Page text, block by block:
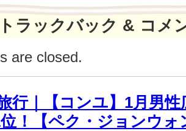
ル
トラックバック & コメ
are closed.
行｜【コンユ】1月男
！【ペク・ジョンウ